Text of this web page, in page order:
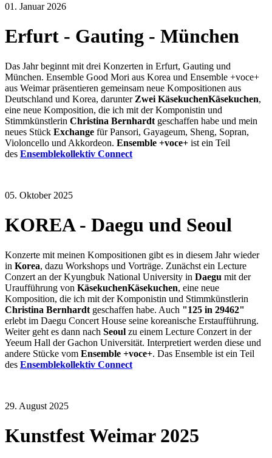
01. Januar 2026
Erfurt - Gauting - München
Das Jahr beginnt mit drei Konzerten in Erfurt, Gauting und
München. Ensemble Good Mori aus Korea und Ensemble +voce+
aus Weimar präsentieren gemeinsam neue Kompositionen aus
Deutschland und Korea, darunter Zwei KäsekuchenKäsekuchen,
eine neue Komposition, die ich mit der Komponistin und
Stimmkünstlerin Christina Bernhardt geschaffen habe und mein
neues Stück Exchange für Pansori, Gayageum, Sheng, Sopran,
Violoncello und Akkordeon. Ensemble +voce+ ist ein Teil
des Ensemblekollektiv Connect
05. Oktober 2025
KOREA - Daegu und Seoul
Konzerte mit meinen Kompositionen gibt es in diesem Jahr wieder
in Korea, dazu Workshops und Vorträge. Zunächst ein Lecture
Conzert an der Kyungbuk National University in Daegu mit der
Uraufführung von KäsekuchenKäsekuchen, eine neue
Komposition, die ich mit der Komponistin und Stimmkünstlerin
Christina Bernhardt geschaffen habe. Auch "125 in 29462"
erlebt im Daegu Concert House seine koreanische Erstaufführung.
Weiter geht es dann nach Seoul zu einem Lecture Conzert in der
Yeeum Hall der Gachon Universität. Interpretiert werden diese und
andere Stücke vom Ensemble +voce+. Das Ensemble ist ein Teil
des Ensemblekollektiv Connect
29. August 2025
Kunstfest Weimar 2025